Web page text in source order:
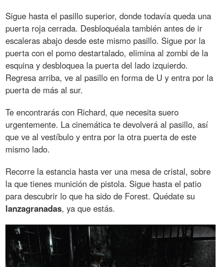
Sigue hasta el pasillo superior, donde todavía queda una
puerta roja cerrada. Desbloquéala también antes de ir
escaleras abajo desde este mismo pasillo. Sigue por la
puerta con el pomo destartalado, elimina al zombi de la
esquina y desbloquea la puerta del lado izquierdo.
Regresa arriba, ve al pasillo en forma de U y entra por la
puerta de más al sur.
Te encontrarás con Richard, que necesita suero
urgentemente. La cinemática te devolverá al pasillo, así
que ve al vestíbulo y entra por la otra puerta de este
mismo lado.
Recorre la estancia hasta ver una mesa de cristal, sobre
la que tienes munición de pistola. Sigue hasta el patio
para descubrir lo que ha sido de Forest. Quédate su
lanzagranadas, ya que estás.